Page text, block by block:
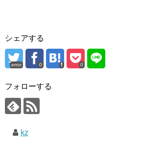
シェアする
error 0 0
フォローする
kz